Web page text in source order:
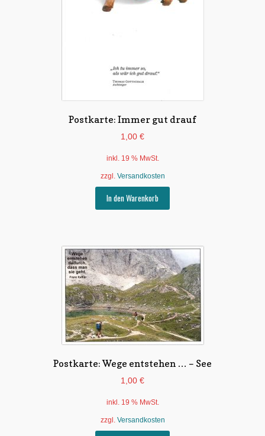
Postkarte: Immer gut drauf
1,00 €
inkl. 19 % MwSt.
zzgl. Versandkosten
In den Warenkorb
Postkarte: Wege entstehen … – See
1,00 €
inkl. 19 % MwSt.
zzgl. Versandkosten